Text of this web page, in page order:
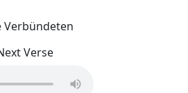
Verbündeten
Verse